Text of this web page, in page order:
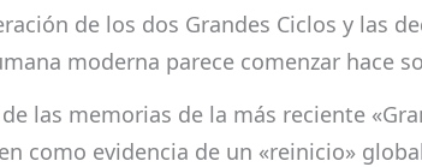
de los dos Grandes Ciclos y las
moderna parece comenzar hace
las memorias de la más reciente
como evidencia de un «reinicio»